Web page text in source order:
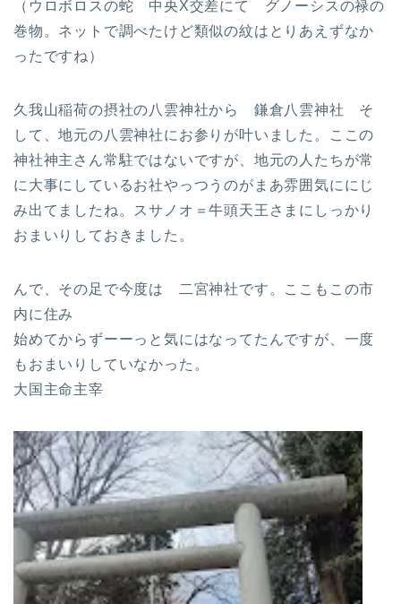
（ウロボロスの蛇 中央X交差にて グノーシスの禄の
巻物。ネットで調べたけど類似の紋はとりあえずなか
ったですね）
久我山稲荷の摂社の八雲神社から 鎌倉八雲神社 そ
して、地元の八雲神社にお参りが叶いました。ここの
神社神主さん常駐ではないですが、地元の人たちが常
に大事にしているお社やっつうのがまあ雰囲気ににじ
み出てましたね。スサノオ＝牛頭天王さまにしっかり
おまいりしておきました。
んで、その足で今度は 二宮神社です。ここもこの市
内に住み
始めてからずーーっと気にはなってたんですが、一度
もおまいりしていなかった。
大国主命主宰